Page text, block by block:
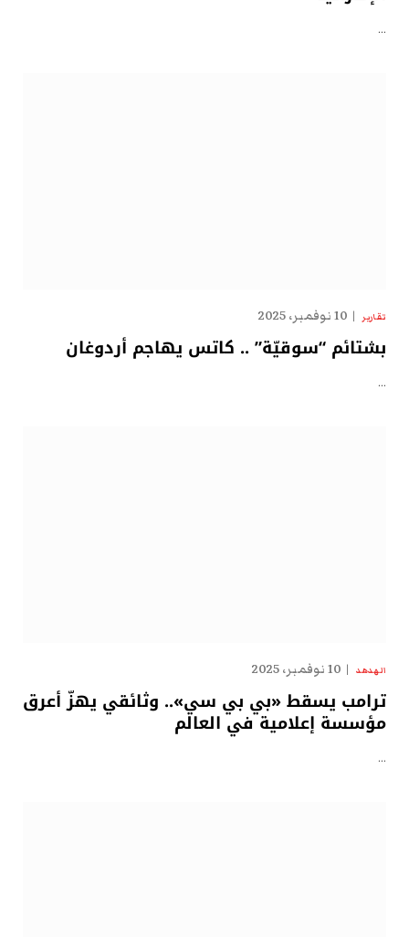
…
تقارير 10 نوفمبر، 2025
بشتائم “سوقيّة” .. كاتس يهاجم أردوغان
…
الهدهد 10 نوفمبر، 2025
ترامب يسقط «بي بي سي».. وثائقي يهزّ أعرق
مؤسسة إعلامية في العالم
…